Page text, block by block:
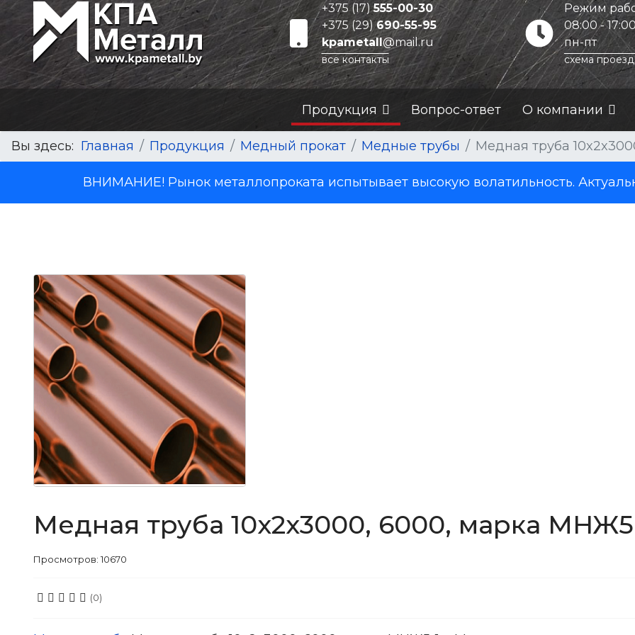
+375 (17)555-00-30
+375 (29)690-55-95
kpametall@mail.ru
все контакты
Режим
08:00 -
пн-пт
схема
Продукция Вопрос-ответ О компании
Вы здесь: Главная Продукция Медный прокат Медные трубы Медная труба
ВНИМАНИЕ! Рынок металлопроката испытывает высокую волатильность.
Медная труба 10x2x3000, 6000, марка
Просмотров: 10670
(0)